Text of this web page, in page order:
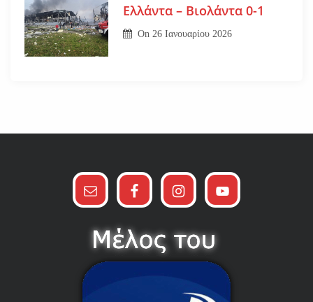
Ελλάντα – Βιολάντα 0-1
On 26 Ιανουαρίου 2026